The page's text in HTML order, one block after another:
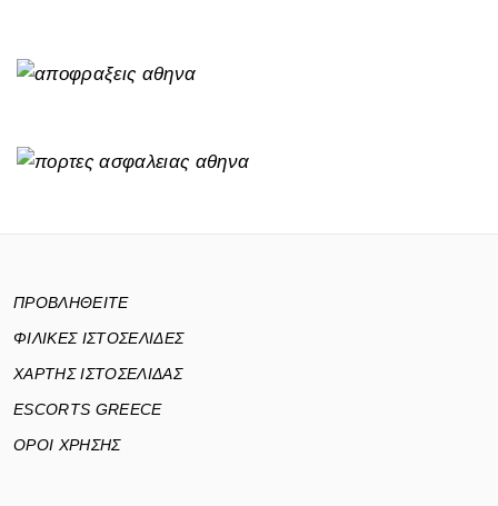
ΠΡΟΒΛΗΘΕΙΤΕ
ΦΙΛΙΚΕΣ ΙΣΤΟΣΕΛΙΔΕΣ
ΧΑΡΤΗΣ ΙΣΤΟΣΕΛΙΔΑΣ
ESCORTS GREECE
ΟΡΟΙ ΧΡΗΣΗΣ